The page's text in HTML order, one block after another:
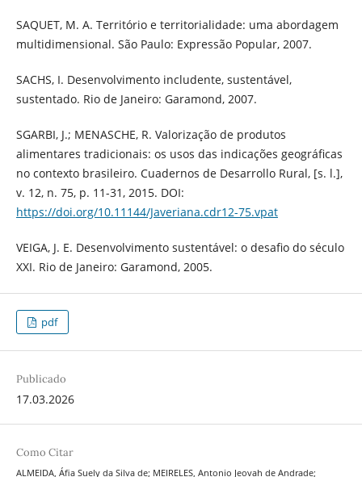
SAQUET, M. A. Território e territorialidade: uma abordagem
multidimensional. São Paulo: Expressão Popular, 2007.
SACHS, I. Desenvolvimento includente, sustentável,
sustentado. Rio de Janeiro: Garamond, 2007.
SGARBI, J.; MENASCHE, R. Valorização de produtos
alimentares tradicionais: os usos das indicações geográficas
no contexto brasileiro. Cuadernos de Desarrollo Rural, [s. l.],
v. 12, n. 75, p. 11-31, 2015. DOI:
https://doi.org/10.11144/Javeriana.cdr12-75.vpat
VEIGA, J. E. Desenvolvimento sustentável: o desafio do século
XXI. Rio de Janeiro: Garamond, 2005.
pdf
Publicado
17.03.2026
Como Citar
ALMEIDA, Áfia Suely da Silva de; MEIRELES, Antonio Jeovah de Andrade;